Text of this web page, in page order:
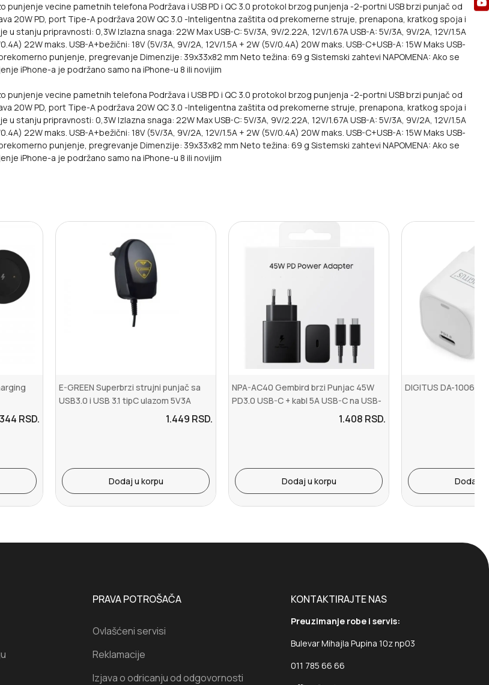
punjenje vecine pametnih telefona Podržava i USB PD i QC 3.0 protokol brzog punjenja -2-portni USB brzi punjač od
20W PD, port Tipe-A podržava 20W QC 3.0 -Inteligentna zaštita od prekomerne struje, prenapona, kratkog spoja i
u stanju pripravnosti: 0,3WIzlazna snaga: 22W MaxUSB-C: 5V/3A, 9V/2.22A, 12V/1.67AUSB-A: 5V/3A, 9V/2A, 12V/1.5A
22W maks. USB-A+bežični: 18V (5V/3A, 9V/2A, 12V/1.5A + 2W (5V/0.4A) 20W maks. USB-C+USB-A: 15W Maks USB-
punjenje, pregrevanje Dimenzije: 39x33x82 mm Neto težina: 69 g Sistemski zahtevi NAPOMENA: Ako se
iPhone-a je podržano samo na iPhone-u 8 ili novijim
vecine pametnih telefona Podržava i USB PD i QC 3.0 protokol brzog punjenja -2-portni USB brzi punjač od
20W PD, port Tipe-A podržava 20W QC 3.0 -Inteligentna zaštita od prekomerne struje, prenapona, kratkog spoja i
stanju pripravnosti: 0,3W Izlazna snaga: 22W Max USB-C: 5V/3A, 9V/2.22A, 12V/1.67A USB-A: 5V/3A, 9V/2A, 12V/1.5A
22W maks. USB-A+bežični: 18V (5V/3A, 9V/2A, 12V/1.5A + 2W (5V/0.4A) 20W maks. USB-C+USB-A: 15W Maks USB-
punjenje, pregrevanje Dimenzije: 39x33x82 mm Neto težina: 69 g Sistemski zahtevi NAPOMENA: Ako se
iPhone-a je podržano samo na iPhone-u 8 ili novijim
RSD.
E-GREEN Superbrzi strujni punjač sa
USB3.0 i USB 3.1 tipC ulazom 5V3A
1.449 RSD.
Dodaj u korpu
NPA-AC40 Gembird brzi Punjac 45W
PD3.0 USB-C + kabl 5A USB-C na USB-
1.408 RSD.
Dodaj u korpu
DIGITUS DA-10060
Dodaj u
PRAVA POTROŠAČA
Ovlašćeni servisi
Reklamacije
Izjava o odricanju od odgovornosti
KONTAKTIRAJTE NAS
Preuzimanje robe i servis:
Bulevar Mihajla Pupina 10z np03
011 785 66 66